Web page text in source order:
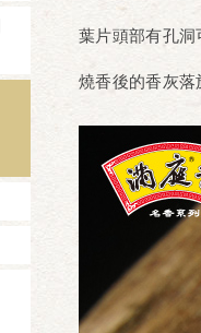
葉片頭部有孔洞
燒香後的香灰落